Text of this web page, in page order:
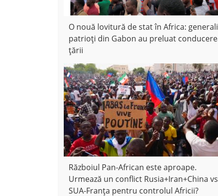
O nouă lovitură de stat în Africa:
patrioți din Gabon au preluat
țării
Războiul Pan-African este aproape.
Urmează un conflict Rusia+Iran+China vs
SUA-Franța pentru controlul Africii?